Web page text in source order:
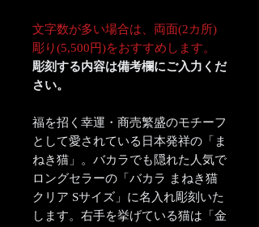
文字数が多い場合は、両面(2カ所)
彫り(5,500円)をおすすめします。
彫刻する内容は備考欄にご入力くだ
さい。
福を招く幸運・商売繁盛のモチーフ
として愛されている日本発祥の「ま
ねき猫」。バカラでも隠れた人気で
ロングセラーの「バカラ まねき猫
クリア Sサイズ」に名入れ彫刻いた
します。右手を挙げている猫は「金